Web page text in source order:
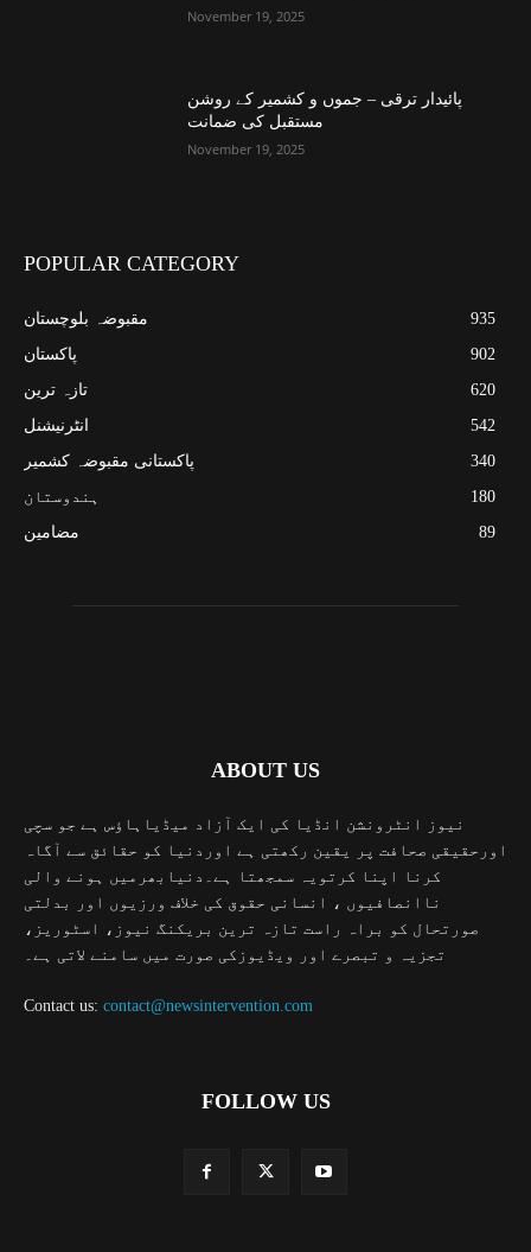
November 19, 2025
پائیدار ترقی – جموں و کشمیر کے روشن
مستقبل کی ضمانت
November 19, 2025
POPULAR CATEGORY
مقبوضہ بلوچستان
935
پاکستان
902
تازہ ترین
620
انٹرنیشنل
542
پاکستانی مقبوضہ کشمیر
340
ہندوستان
180
مضامین
89
ABOUT US
نیوز انٹرونشن انڈیا کی ایک آزاد میڈیاہاؤس ہے جو سچی
اورحقیقی صحافت پر یقین رکھتی ہے اوردنیا کو حقائق سے آگاہ
کرنا اپنا کرتویہ سمجھتا ہے۔دنیابھرمیں ہونے والی
ناانصافیوں ، انسانی حقوق کی خلاف ورزیوں اور بدلتی
صورتحال کو براہ راست تازہ ترین بریکنگ نیوز، اسٹوریز،
تجزیہ و تبصرے اور ویڈیوزکی صورت میں سامنے لاتی ہے۔
Contact us: contact@newsintervention.com
FOLLOW US